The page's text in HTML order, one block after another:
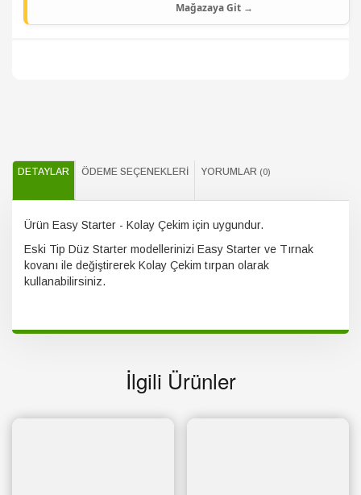
Mağazaya Git →
DETAYLAR ÖDEME SEÇENEKLERI YORUMLAR (0)
Ürün Easy Starter - Kolay Çekim için uygundur.
Eski Tip Düz Starter modellerinizi Easy Starter ve Tırnak
kovanı ile değiştirerek Kolay Çekim tırpan olarak
kullanabilirsiniz.
İlgili Ürünler